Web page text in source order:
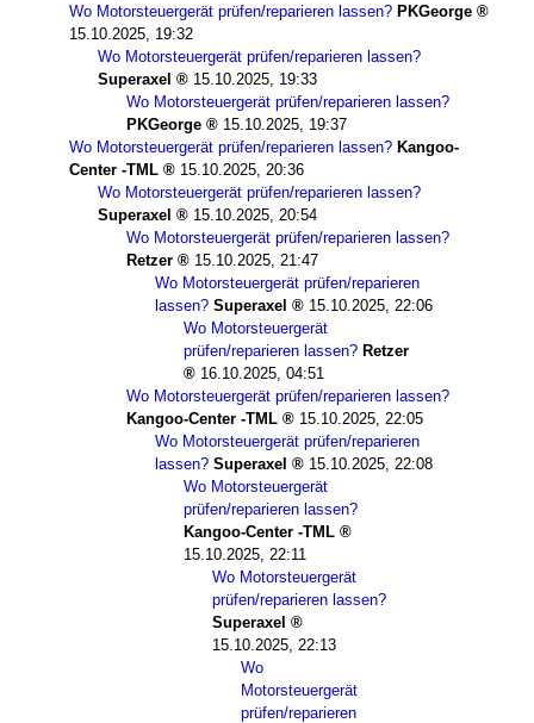
Wo Motorsteuergerät prüfen/reparieren lassen? PKGeorge
15.10.2025, 19:32
Wo Motorsteuergerät prüfen/reparieren lassen?
Superaxel
15.10.2025, 19:33
Wo Motorsteuergerät prüfen/reparieren lassen?
PKGeorge
15.10.2025, 19:37
Wo Motorsteuergerät prüfen/reparieren lassen? Kangoo-
Center -TML
15.10.2025, 20:36
Wo Motorsteuergerät prüfen/reparieren lassen?
Superaxel
15.10.2025, 20:54
Wo Motorsteuergerät prüfen/reparieren lassen?
Retzer
15.10.2025, 21:47
Wo Motorsteuergerät prüfen/reparieren
lassen? Superaxel
15.10.2025, 22:06
Wo Motorsteuergerät
prüfen/reparieren lassen? Retzer
16.10.2025, 04:51
Wo Motorsteuergerät prüfen/reparieren lassen?
Kangoo-Center -TML
15.10.2025, 22:05
Wo Motorsteuergerät prüfen/reparieren
lassen? Superaxel
15.10.2025, 22:08
Wo Motorsteuergerät
prüfen/reparieren lassen?
Kangoo-Center -TML
15.10.2025, 22:11
Wo Motorsteuergerät
prüfen/reparieren lassen?
Superaxel
15.10.2025, 22:13
Wo
Motorsteuergerät
prüfen/reparieren